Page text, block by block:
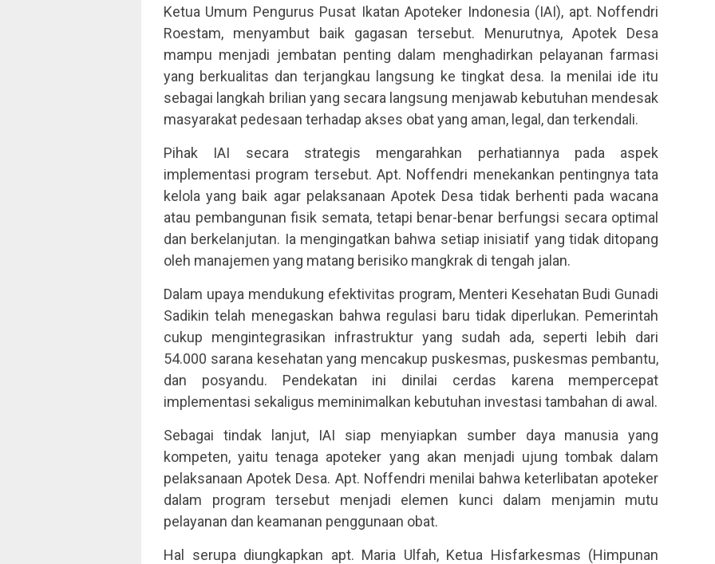
Ketua Umum Pengurus Pusat Ikatan Apoteker Indonesia (IAI), apt. Noffendri
Roestam, menyambut baik gagasan tersebut. Menurutnya, Apotek Desa
mampu menjadi jembatan penting dalam menghadirkan pelayanan farmasi
yang berkualitas dan terjangkau langsung ke tingkat desa. Ia menilai ide itu
sebagai langkah brilian yang secara langsung menjawab kebutuhan mendesak
masyarakat pedesaan terhadap akses obat yang aman, legal, dan terkendali.
Pihak IAI secara strategis mengarahkan perhatiannya pada aspek
implementasi program tersebut. Apt. Noffendri menekankan pentingnya tata
kelola yang baik agar pelaksanaan Apotek Desa tidak berhenti pada wacana
atau pembangunan fisik semata, tetapi benar-benar berfungsi secara optimal
dan berkelanjutan. Ia mengingatkan bahwa setiap inisiatif yang tidak ditopang
oleh manajemen yang matang berisiko mangkrak di tengah jalan.
Dalam upaya mendukung efektivitas program, Menteri Kesehatan Budi Gunadi
Sadikin telah menegaskan bahwa regulasi baru tidak diperlukan. Pemerintah
cukup mengintegrasikan infrastruktur yang sudah ada, seperti lebih dari
54.000 sarana kesehatan yang mencakup puskesmas, puskesmas pembantu,
dan posyandu. Pendekatan ini dinilai cerdas karena mempercepat
implementasi sekaligus meminimalkan kebutuhan investasi tambahan di awal.
Sebagai tindak lanjut, IAI siap menyiapkan sumber daya manusia yang
kompeten, yaitu tenaga apoteker yang akan menjadi ujung tombak dalam
pelaksanaan Apotek Desa. Apt. Noffendri menilai bahwa keterlibatan apoteker
dalam program tersebut menjadi elemen kunci dalam menjamin mutu
pelayanan dan keamanan penggunaan obat.
Hal serupa diungkapkan apt. Maria Ulfah, Ketua Hisfarkesmas (Himpunan